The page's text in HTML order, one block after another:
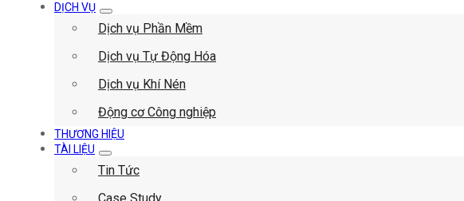
DỊCH VỤ
Dịch vụ Phần Mềm
Dịch vụ Tự Động Hóa
Dịch vụ Khí Nén
Động cơ Công nghiệp
THƯƠNG HIỆU
TÀI LIỆU
Tin Tức